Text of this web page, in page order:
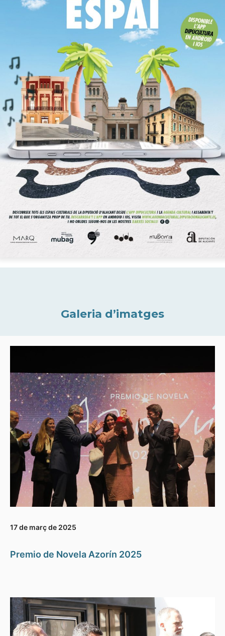
Galeria d’imatges
17 de març de 2025
Premio de Novela Azorín 2025